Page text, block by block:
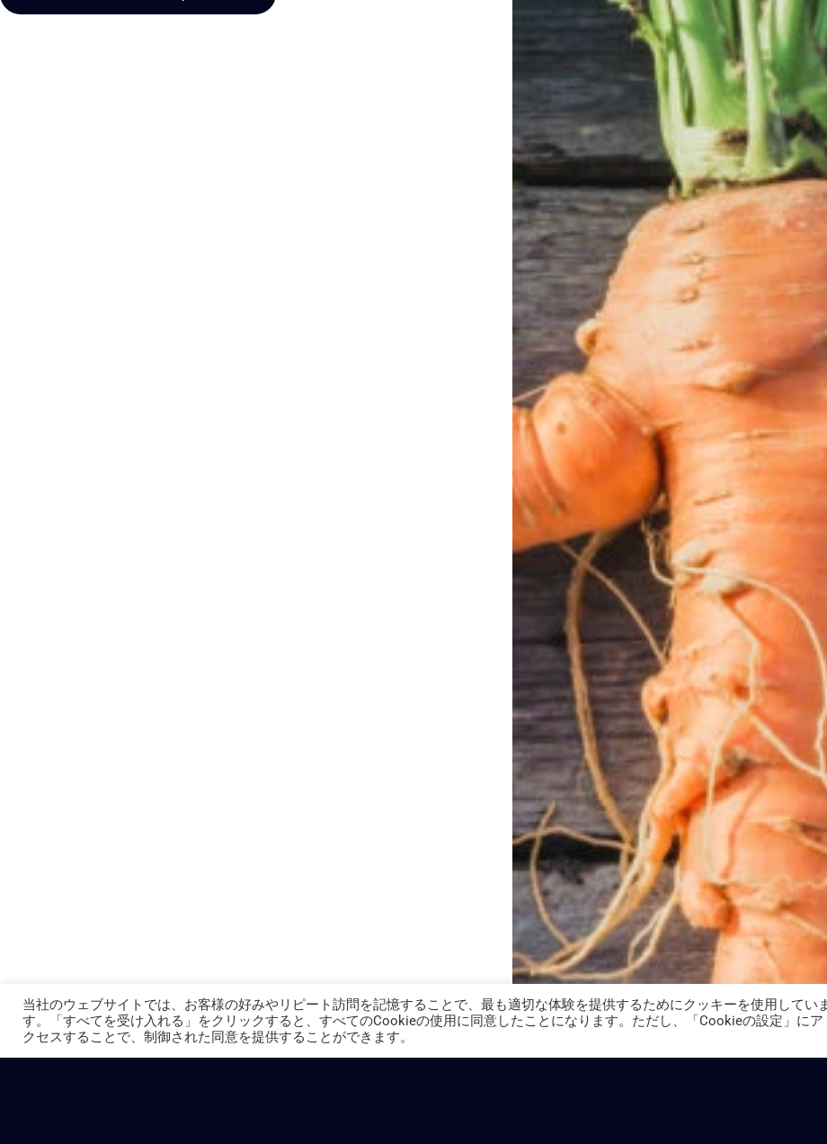
当社のウェブサイトでは、お客様の好みやリピート訪問を記憶することで、最も適切な体験を提供するためにクッキーを使用してい
す。「すべてを受け入れる」をクリックすると、すべてのCookieの使用に同意したことになります。ただし、「Cookieの設定」にア
クセスすることで、制御された同意を提供することができます。